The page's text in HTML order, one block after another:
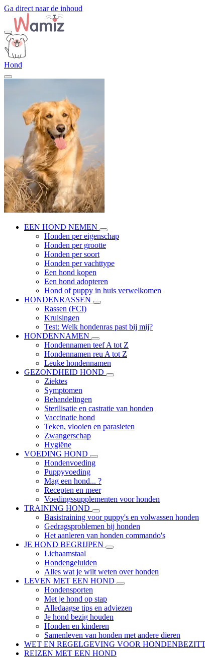
Ga direct naar de inhoud
Hond
EEN HOND NEMEN
Honden per eigenschap
Honden per grootte
Honden per soort
Honden per vachttype
Een hond kopen
Een hond adopteren
Hond of puppy in huis verwelkomen
HONDENRASSEN
Rassen (FCI)
Kruisingen
Test: Welk hondenras past bij mij?
HONDENNAMEN
Hondennamen teef A tot Z
Hondennamen reu A tot Z
Leuke hondennamen
GEZONDHEID HOND
Ziektes
Symptomen
Behandelingen
Sterilisatie en castratie van honden
Vaccinatie hond
Teken, vlooien en parasieten
Zwangerschap
Hygiëne
VOEDING HOND
Hondenvoeding
Puppyvoeding
Mag een hond... ?
Recepten en meer
Voedingssupplementen voor honden
TRAINING HOND
Basistraining voor puppy's en volwassen honden
Gedragsproblemen bij honden
Het aanleren van honden commando's
JE HOND BEGRIJPEN
Lichaamstaal
Hondengeluiden
Alles wat je wilt weten over honden
LEVEN MET EEN HOND
Hondensporten
Met je hond op stap
Alledaagse tips en adviezen
Je hond bezig houden
Honden en kinderen
Samenleven van honden met andere dieren
WET EN REGELGEVING VOOR
REIZEN MET EEN HOND